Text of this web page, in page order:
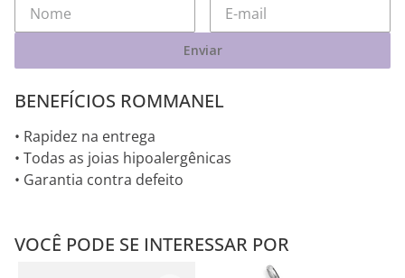
Enviar
BENEFÍCIOS ROMMANEL
• Rapidez na entrega
• Todas as joias hipoalergênicas
• Garantia contra defeito
VOCÊ PODE SE INTERESSAR POR